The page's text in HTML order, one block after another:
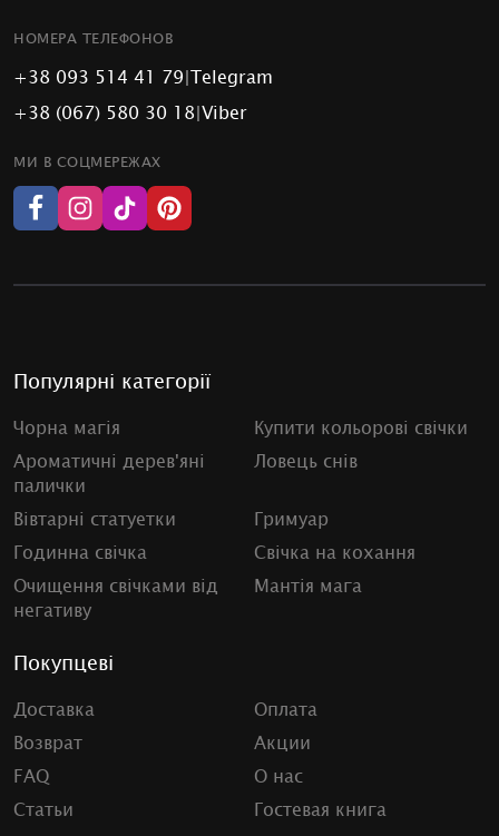
НОМЕРА ТЕЛЕФОНОВ
+38 093 514 41 79|Telegram
+38 (067) 580 30 18|Viber
МИ В СОЦМЕРЕЖАХ
Популярні категорії
Чорна магія
Купити кольорові свічки
Ароматичні дерев'яні
палички
Ловець снів
Вівтарні статуетки
Гримуар
Годинна свічка
Свічка на кохання
Очищення свічками від
негативу
Мантія мага
Покупцеві
Доставка
Оплата
Возврат
Акции
FAQ
О нас
Статьи
Гостевая книга